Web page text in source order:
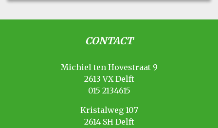
CONTACT
Michiel ten Hovestraat 9
2613 VX Delft
015 2134615
Kristalweg 107
2614 SH Delft